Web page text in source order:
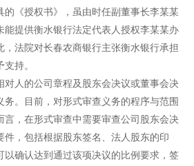
的《授权书》，虽由时任副董事长李某某
能提供衡水银行法定代表人授权李某某办
，法院对长春农商银行主张衡水银行承担
持。
对人的公司章程及股东会决议或董事会决
务。目前，对形式审查义务的程序与范围
言，在形式审查中需要审查公司股东会决
件，包括根据股东签名、法人股东的印
以确认达到通过该项决议的比例要求，签